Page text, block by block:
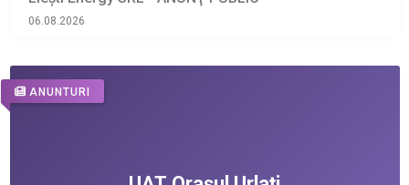
06.08.2026
ANUNTURI